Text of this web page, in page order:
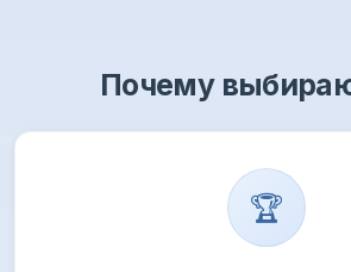
Почему
🏆